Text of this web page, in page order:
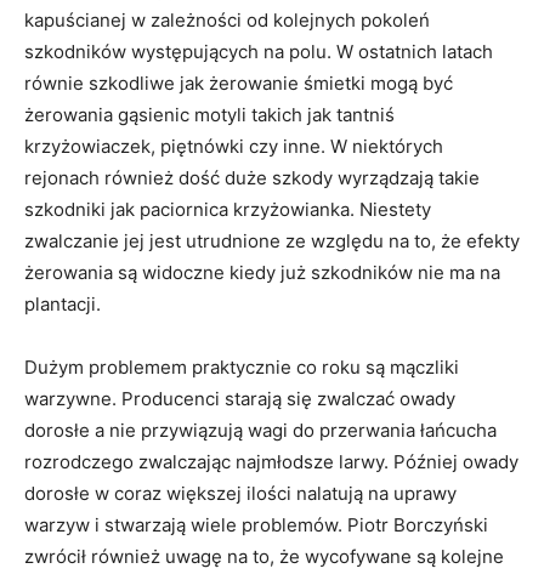
kapuścianej w zależności od kolejnych pokoleń
szkodników występujących na polu. W ostatnich latach
równie szkodliwe jak żerowanie śmietki mogą być
żerowania gąsienic motyli takich jak tantniś
krzyżowiaczek, piętnówki czy inne. W niektórych
rejonach również dość duże szkody wyrządzają takie
szkodniki jak paciornica krzyżowianka. Niestety
zwalczanie jej jest utrudnione ze względu na to, że efekty
żerowania są widoczne kiedy już szkodników nie ma na
plantacji.
Dużym problemem praktycznie co roku są mączliki
warzywne. Producenci starają się zwalczać owady
dorosłe a nie przywiązują wagi do przerwania łańcucha
rozrodczego zwalczając najmłodsze larwy. Później owady
dorosłe w coraz większej ilości nalatują na uprawy
warzyw i stwarzają wiele problemów. Piotr Borczyński
zwrócił również uwagę na to, że wycofywane są kolejne